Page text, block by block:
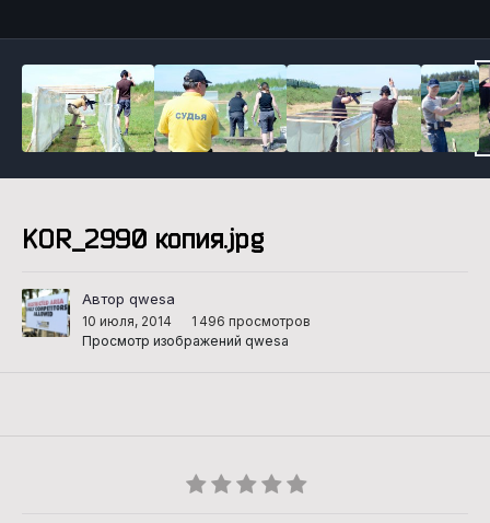
KOR_2990 копия.jpg
Автор qwesa
10 июля, 2014
1 496 просмотров
Просмотр изображений qwesa